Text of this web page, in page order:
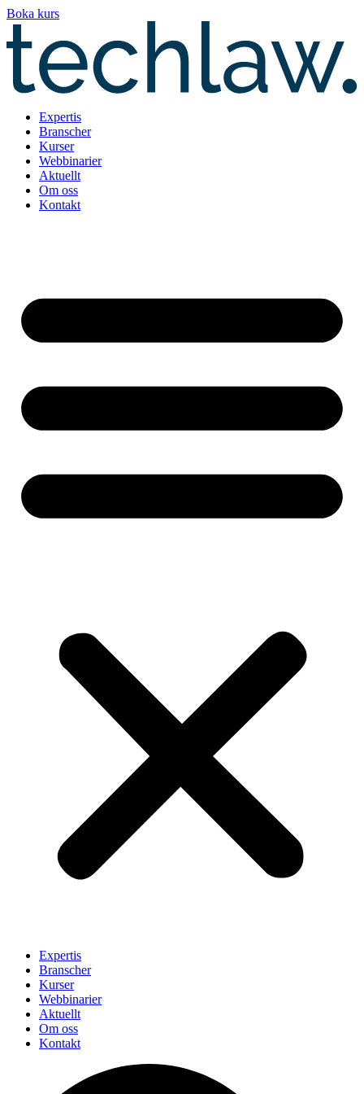
Hoppa
till
innehåll
Boka kurs
Expertis
Branscher
Kurser
Webbinarier
Aktuellt
Om oss
Kontakt
Expertis
Branscher
Kurser
Webbinarier
Aktuellt
Om oss
Kontakt